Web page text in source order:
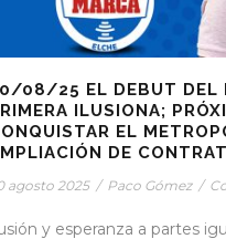
08/25 EL DEBUT DEL
ILUSIONA;
EL
DE
agosto 2025 / Paco Gómez /
y esperanza a partes